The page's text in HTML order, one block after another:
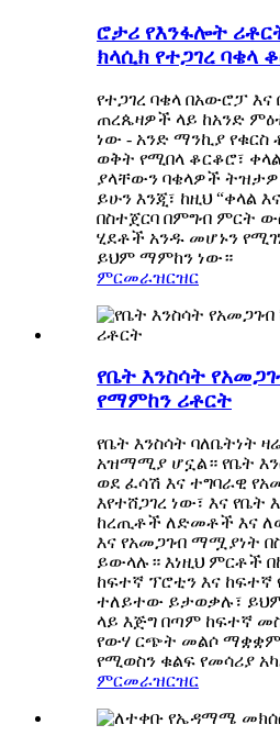
ሮታሪ የእንፋሎት
ክላሲክ የተጋገረ ባቄላ
የተጋገረ ባቄላ በአውሮፓ
ጠረጴዛዎች ላይ ከአንድ
ነው - አንድ ማንኪያ የቁርስ
ወቅት የሚበላ ቆርቆሮ፣
ያላቸውን ባቄላዎች
ይሁን እንጂ፣ ከዚህ “ቀላል
በስተጀርባ በምግብ ምርት
ሂደቶች አንዱ መሆኑን
ይህም ማምከን ነው።
ምርመራዝርዝር
የቤት እንስሳት
የማምከን ሪቶርት
የቤት እንስሳት ባለቤትነት
አዝማሚያ ሆኗል። የቤት
ወደ ፈሳሽ እና ተግባራዊ
እየተሸጋገረ ነው፣ እና የቤት
ከረጢቶች ለድመቶች እና
እና የአመጋገብ ማሟያነት
ይውላሉ። እነዚህ ምርቶች
ከፍተኛ ፕሮቲን እና ከፍተኛ
ተለይተው ይታወቃሉ፣
ላይ እጅግ በጣም ከፍተኛ
የውሃ ርጭት መልሶ ማቋቋም
የሚወስን ቁልፍ የመሳሪያ
ምርመራዝርዝር